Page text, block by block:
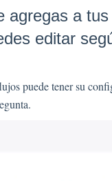
agregas a
editar
puede tener su